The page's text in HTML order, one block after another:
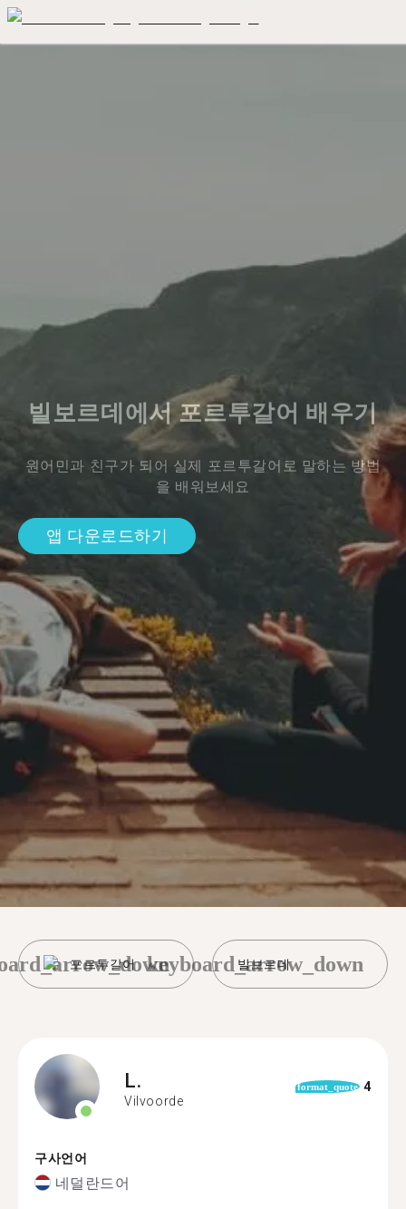
빌보르데에서 포르투갈어 배우기
원어민과 친구가 되어 실제 포르투갈어로 말하는 방법
을 배워보세요
앱 다운로드하기
포르투갈어 빌보르데
keyboard_arrow_down
L.
Vilvoorde
format_quote 4
구사언어
네덜란드어